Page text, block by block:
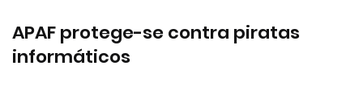
APAF protege-se contra piratas
informáticos